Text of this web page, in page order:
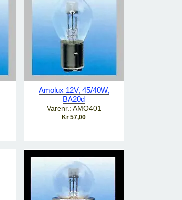
Amolux 12V, 45/40W,
BA20d
Varenr.: AMO401
Kr 57,00